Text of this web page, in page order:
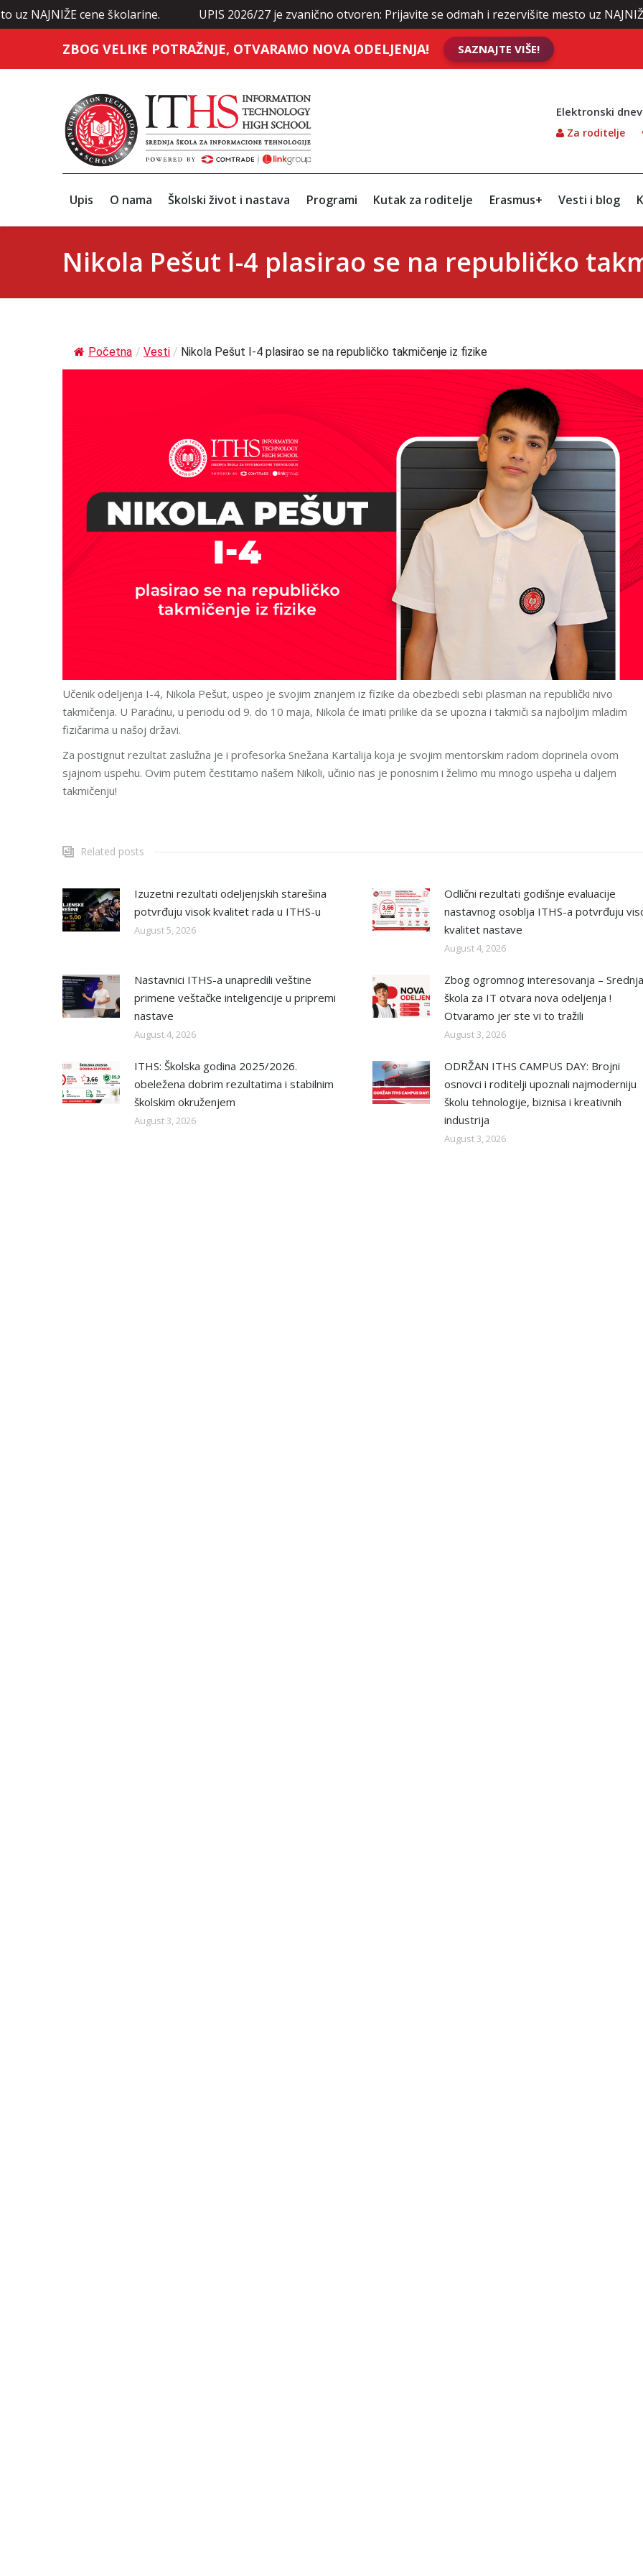
cene školarine. UPIS 2026/27 je zvanično otvoren: Prijavite se odmah i rezervišite mesto uz NAJNIŽE cene
ZBOG VELIKE POTRAŽNJE, OTVARAMO NOVA ODELJENJA! SAZNAJTE VIŠE!
Elektronski
Za roditelje
Upis O nama Školski život i nastava Programi Kutak za roditelje Erasmus+ Vesti i blog
Nikola Pešut I-4 plasirao se na republičko
Početna / Vesti / Nikola Pešut I-4 plasirao se na republičko takmičenje iz fizike
Učenik odeljenja I-4, Nikola Pešut, uspeo je svojim znanjem iz fizike da obezbedi sebi plasman na republički nivo
takmičenja. U Paraćinu, u periodu od 9. do 10 maja, Nikola će imati prilike da se upozna i takmiči sa najboljim mladim
fizičarima u našoj državi.
Za postignut rezultat zaslužna je i profesorka Snežana Kartalija koja je svojim mentorskim radom doprinela ovom
sjajnom uspehu. Ovim putem čestitamo našem Nikoli, učinio nas je ponosnim i želimo mu mnogo uspeha u daljem
takmičenju!
Related posts
Izuzetni rezultati odeljenjskih starešina
potvrđuju visok kvalitet rada u ITHS-u
August 5, 2026
Odlični rezultati godišnje evaluacije
nastavnog osoblja ITHS-a potvrđuju
kvalitet nastave
August 4, 2026
Nastavnici ITHS-a unapredili veštine
primene veštačke inteligencije u pripremi
nastave
August 4, 2026
Zbog ogromnog interesovanja – Srednja
škola za IT otvara nova odeljenja !
Otvaramo jer ste vi to tražili
August 3, 2026
ITHS: Školska godina 2025/2026.
obeležena dobrim rezultatima i stabilnim
školskim okruženjem
August 3, 2026
ODRŽAN ITHS CAMPUS DAY: Brojni
osnovci i roditelji upoznali najmoderniju
školu tehnologije, biznisa i kreativnih
industrija
August 3, 2026